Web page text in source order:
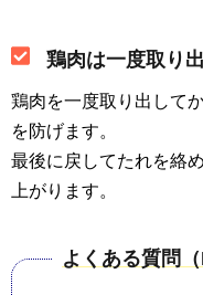
鶏肉は一度取り
鶏肉を一度取り出して
を防げます。
最後に戻してたれを絡
上がります。
よくある質問（